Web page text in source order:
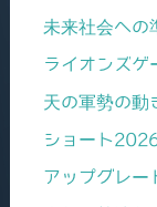
未来社会への
ライオンズゲ
天の軍勢の動
ショート
アップグレー